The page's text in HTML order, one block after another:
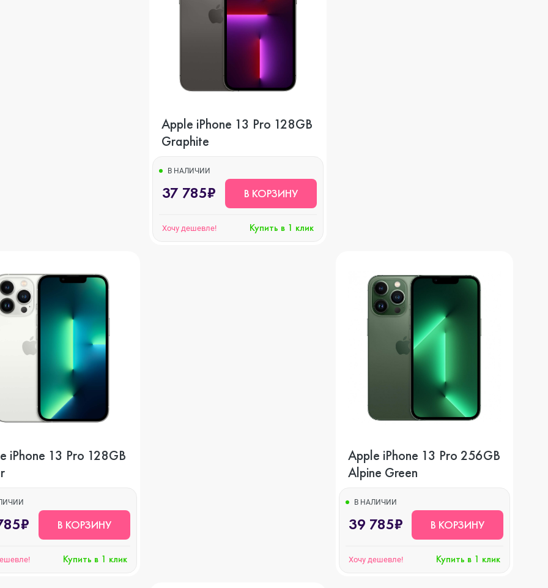
Max
Apple iPhone 13 Pro 128GB
Graphite
В НАЛИЧИИ
37 785₽ В КОРЗИНУ
Хочу дешевле! Купить в 1 клик
iPhone 13 Pro 128GB
В КОРЗИНУ
Купить в 1 клик
Apple iPhone 13 Pro 256GB
Alpine Green
В НАЛИЧИИ
39 785₽ В КОРЗИНУ
Хочу дешевле! Купить в 1 клик